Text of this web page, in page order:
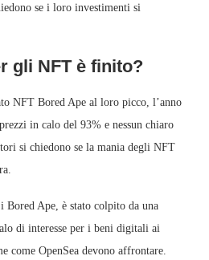
se i loro investimenti si
gli NFT è finito?
NFT Bored Ape al loro picco, l’anno
in calo del 93% e nessun chiaro
si chiedono se la mania degli NFT
Ape, è stato colpito da una
di interesse per i beni digitali ai
come OpenSea devono affrontare.